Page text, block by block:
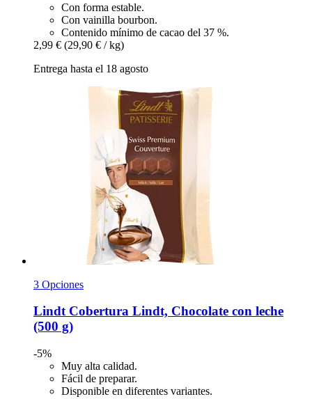
Con forma estable.
Con vainilla bourbon.
Contenido mínimo de cacao del 37 %.
2,99 € (29,90 € / kg)
Entrega hasta el 18 agosto
3 Opciones
LindtCobertura Lindt, Chocolate con leche
(500 g)
-5%
Muy alta calidad.
Fácil de preparar.
Disponible en diferentes variantes.